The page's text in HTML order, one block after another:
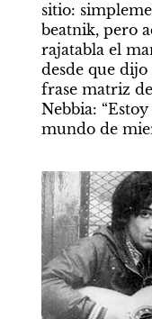
sitio:
beatnik, pero
rajatabla el
desde que
frase matriz
Nebbia:
mundo de